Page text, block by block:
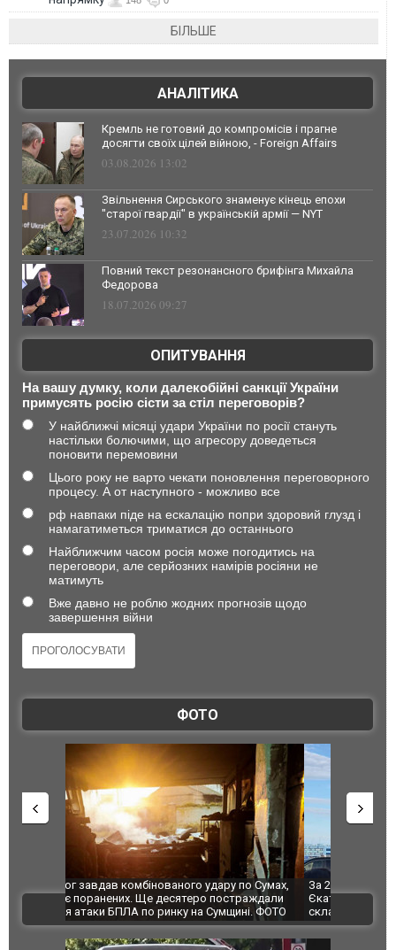
БІЛЬШЕ
АНАЛІТИКА
Кремль не готовий до компромісів і прагне
досягти своїх цілей війною, - Foreign Affairs
03.08.2026 13:02
Звільнення Сирського знаменує кінець епохи
"старої гвардії" в українській армії — NYT
23.07.2026 10:32
Повний текст резонансного брифінга Михайла
Федорова
18.07.2026 09:27
ОПИТУВАННЯ
На вашу думку, коли далекобійні санкції України
примусять росію сісти за стіл переговорів?
У найближчі місяці удари України по росії стануть
настільки болючими, що агресору доведеться
поновити перемовини
Цього року не варто чекати поновлення переговорного
процесу. А от наступного - можливо все
рф навпаки піде на ескалацію попри здоровий глузд і
намагатиметься триматися до останнього
Найближчим часом росія може погодитись на
переговори, але серйозних намірів росіяни не
матимуть
Вже давно не роблю жодних прогнозів щодо
завершення війни
ФОТО
За 2000 кілометрів від кордону з Україною: в
Єкатеринбурзі після атаки дронів загорівся
склад Wildberries. ФОТО. ВІДЕО
"Мої
ВІДЕО